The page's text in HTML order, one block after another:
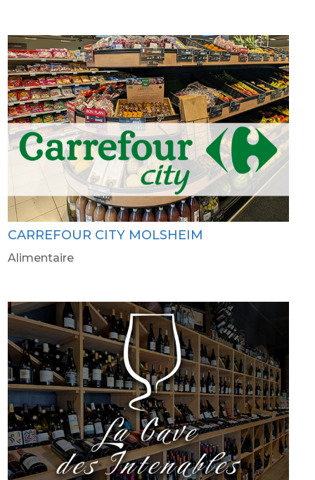
CARREFOUR CITY MOLSHEIM
Alimentaire